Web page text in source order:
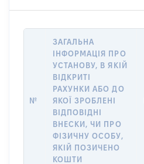
№
ЗАГАЛЬНА
ІНФОРМАЦІЯ ПРО
УСТАНОВУ, В ЯКІЙ
ВІДКРИТІ
РАХУНКИ АБО ДО
ЯКОЇ ЗРОБЛЕНІ
ВІДПОВІДНІ
ВНЕСКИ, ЧИ ПРО
ФІЗИЧНУ ОСОБУ,
ЯКІЙ ПОЗИЧЕНО
КОШТИ